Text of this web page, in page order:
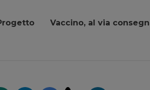
Vaccino, al via